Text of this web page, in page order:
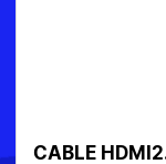
CABLE